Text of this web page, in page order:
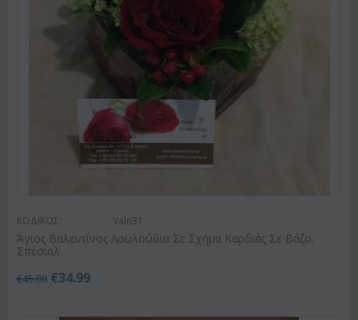
ΚΩΔΙΚΟΣ: Valn31
Άγιος Βαλεντίνος Λουλούδια Σε Σχήμα Καρδιάς Σε Βάζο.
Σπέσιαλ
€45.00 €34.99